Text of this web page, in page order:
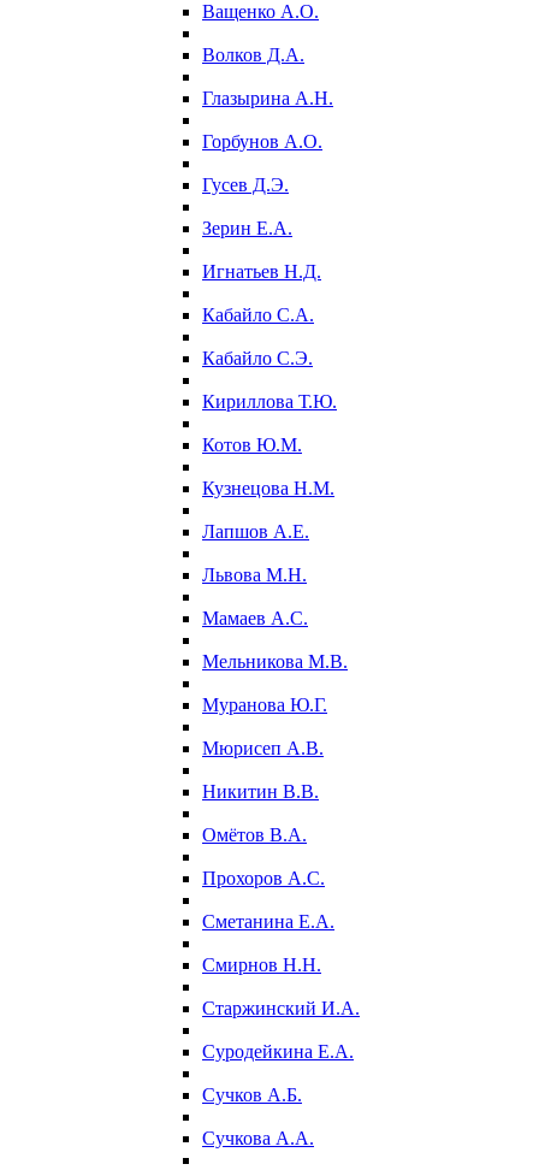
Ващенко А.О.
Волков Д.А.
Глазырина А.Н.
Горбунов А.О.
Гусев Д.Э.
Зерин Е.А.
Игнатьев Н.Д.
Кабайло С.А.
Кабайло С.Э.
Кириллова Т.Ю.
Котов Ю.М.
Кузнецова Н.М.
Лапшов А.Е.
Львова М.Н.
Мамаев А.С.
Мельникова М.В.
Муранова Ю.Г.
Мюрисеп А.В.
Никитин В.В.
Омётов В.А.
Прохоров А.С.
Сметанина Е.А.
Смирнов Н.Н.
Старжинский И.А.
Суродейкина Е.А.
Сучков А.Б.
Сучкова А.А.